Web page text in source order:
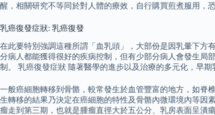
醒，相關研究不等同於對人體的療效，自行購買煎煮服用，
乳癌復發症狀: 乳癌復發
在此要特別強調這種所謂「血乳頭」，大部份是因乳暈下方
分病人都能獲得很好的疾病控制，但有少部分病人會發生局
制。 乳癌復發症狀 隨著醫學的進步以及治療的多元化，早期
一般癌細胞轉移到骨骼，較常發生於血管豐富的地方，如脊
生轉移的結果乃決定在癌細胞的特性及骨骼內微環境內等因
瘤走到第三期，也就是腫瘤直徑大於五公分、乳房表面呈潰